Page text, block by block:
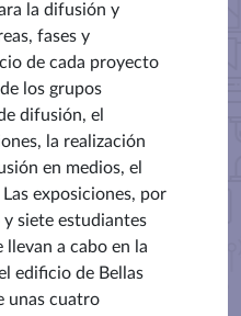
la difusión y
fases y
de cada proyecto
los grupos
difusión, el
la realización
en medios, el
exposiciones, por
siete estudiantes
llevan a cabo en la
edificio de Bellas
unas cuatro